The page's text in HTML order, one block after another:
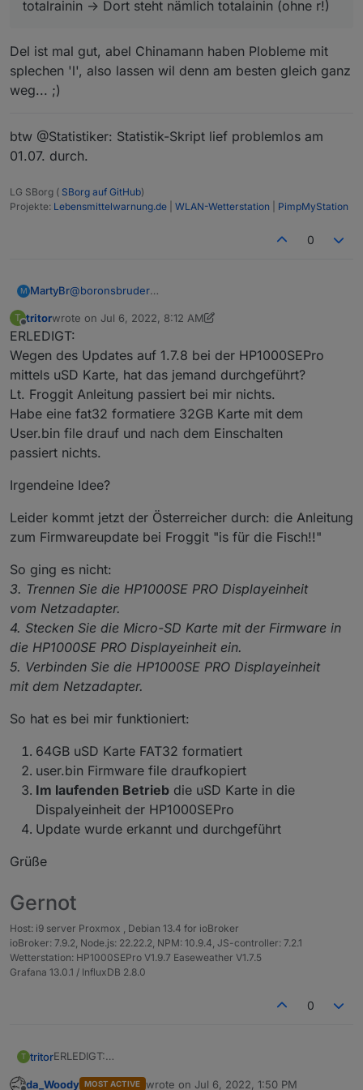
Wert...
totalrainin -> Dort steht nämlich totalainin (ohne r!)
Del ist mal gut, abel Chinamann haben Plobleme mit
splechen 'l', also lassen wil denn am besten gleich ganz
weg... ;)
btw @Statistiker: Statistik-Skript lief problemlos am
01.07. durch.
LG SBorg ( SBorg auf GitHub)
Projekte: Lebensmittelwarnung.de WLAN-Wetterstation PimpMyStation
0
M MartyBr@boronsbruder
_hp1000se-pro-wi-fi-internet-funkwetterstation.html
T
Offline
tritorwrote on Jul 6, 2022, 8:12 AM
last edited by tritorJul 6, 2022, 1:04 PM
ERLEDIGT:
Wegen des Updates auf 1.7.8 bei der HP1000SEPro
mittels uSD Karte, hat das jemand durchgeführt?
Lt. Froggit Anleitung passiert bei mir nichts.
Habe eine fat32 formatiere 32GB Karte mit dem
User.bin file drauf und nach dem Einschalten
passiert nichts.
Irgendeine Idee?
Leider kommt jetzt der Österreicher durch: die Anleitung
zum Firmwareupdate bei Froggit "is für die Fisch!!"
So ging es nicht:
3. Trennen Sie die HP1000SE PRO Displayeinheit
vom Netzadapter.
4. Stecken Sie die Micro-SD Karte mit der Firmware in
die HP1000SE PRO Displayeinheit ein.
5. Verbinden Sie die HP1000SE PRO Displayeinheit
mit dem Netzadapter.
So hat es bei mir funktioniert:
64GB uSD Karte FAT32 formatiert
user.bin Firmware file draufkopiert
Im laufenden Betrieb die uSD Karte in die
Dispalyeinheit der HP1000SEPro
Update wurde erkannt und durchgeführt
Grüße
Gernot
Host: i9 server Proxmox , Debian 13.4 for ioBroker
ioBroker: 7.9.2, Node.js: 22.22.2, NPM: 10.9.4, JS-controller: 7.2.1
Wetterstation: HP1000SEPro V1.9.7 Easeweather V1.7.5
Grafana 13.0.1 / InfluxDB 2.8.0
0
T tritorERLEDIGT:
uSD Karte, hat das jemand durchgeführt?
Irgendeine Idee?
da_Woody MOST ACTIVE wrote on Jul 6, 2022, 1:50 PM